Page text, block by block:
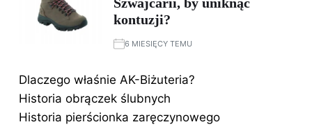
kontuzji?
6 MIESIĘCY TEMU
Dlaczego właśnie AK-Biżuteria?
Historia obrączek ślubnych
Historia pierścionka zaręczynowego